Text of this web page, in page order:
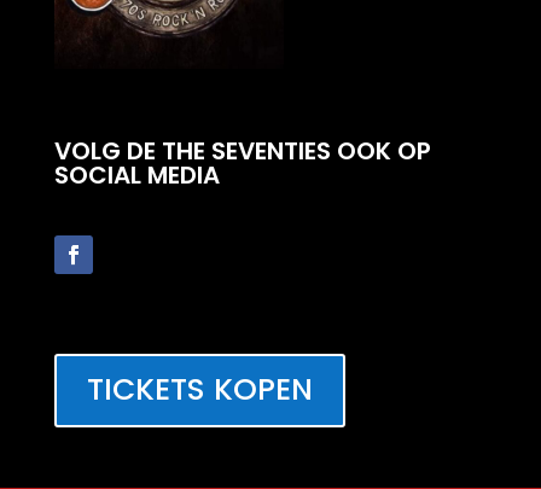
VOLG DE THE SEVENTIES OOK OP
SOCIAL MEDIA
TICKETS KOPEN